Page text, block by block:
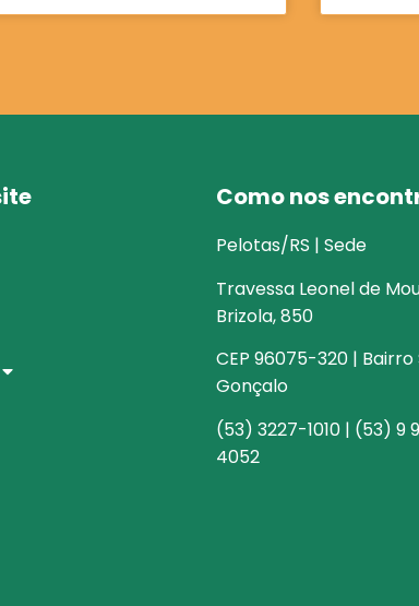
Como nos
Pelotas/RS | Sede
Travessa Leonel de
Brizola, 850
CEP 96075-320 | Bairro
Gonçalo
(53) 3227-1010 | (53) 9
4052